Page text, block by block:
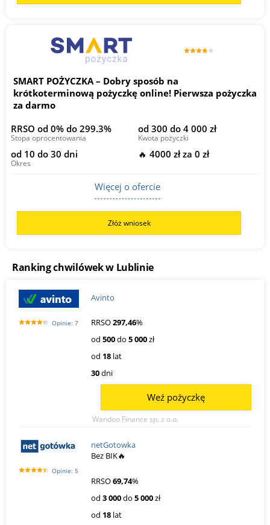
SMART POŻYCZKA – Dobry sposób na
krótkoterminową pożyczkę online! Pierwsza pożyczka
za darmo
RRSO od 0% do 299.3%
Stopa oprocentowania
od 300 do 4 000 zł
Kwota pożyczki
od 10 do 30 dni
Okres
🔥 4000 zł za 0 zł
Więcej o ofercie
Złóż wniosek
Ranking chwilówek w Lublinie
Opinie: 7
Avinto
RRSO297,46%
od 500do 5 000zł
od 18 lat
30dni
Wandoo Finance sp. z o.o.
Weź pożyczkę
Opinie: 5
netGotowka
Bez BIK🔥
RRSO69,74%
od 3 000do 5 000zł
od 18 lat